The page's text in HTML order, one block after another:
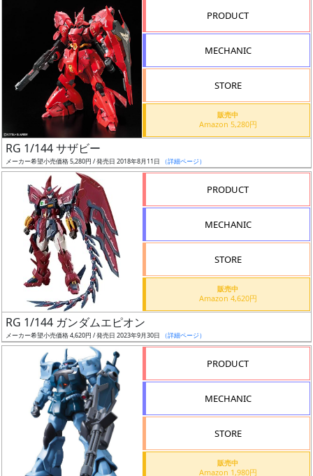
況
売
抽
選
PRODUCT
MECHANIC
STORE
販売中
Amazon 5,280円
RG 1/144 サザビー
メーカー希望小売価格 5,280円 / 発売日 2018年8月11日 （詳細ページ）
PRODUCT
MECHANIC
STORE
販売中
Amazon 4,620円
RG 1/144 ガンダムエピオン
メーカー希望小売価格 4,620円 / 発売日 2023年9月30日 （詳細ページ）
PRODUCT
MECHANIC
STORE
販売中
Amazon 1,980円